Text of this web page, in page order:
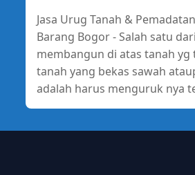
Jasa Urug Tanah &
Barang Bogor - Salah satu
membangun di atas tanah yg
tanah yang bekas sawah
adalah harus menguruk nya